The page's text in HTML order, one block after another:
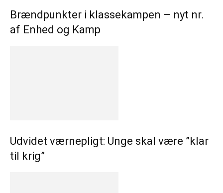
Brændpunkter i klassekampen – nyt nr.
af Enhed og Kamp
Udvidet værnepligt: Unge skal være ”klar
til krig”